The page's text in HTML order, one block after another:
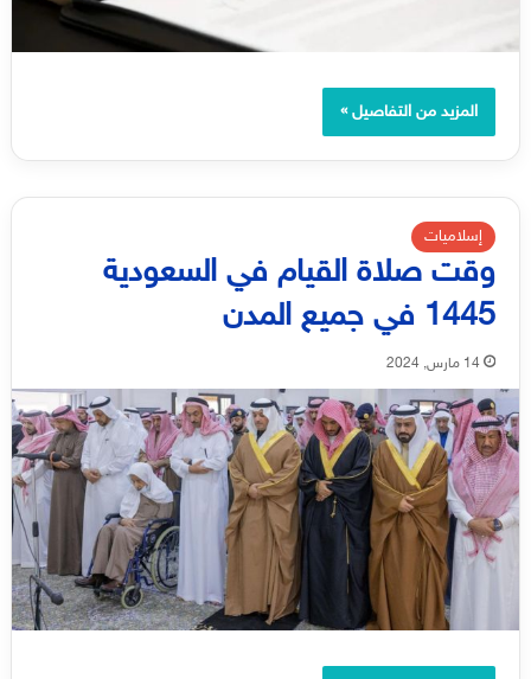
المزيد من التفاصيل »
إسلاميات
وقت صلاة القيام في السعودية
1445 في جميع المدن
14 مارس, 2024